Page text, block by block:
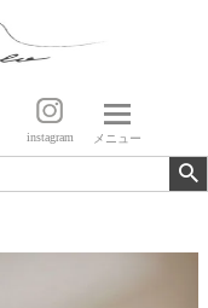
instagram メニュー